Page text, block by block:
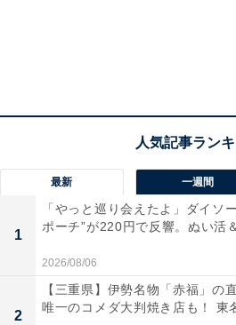
最新 一週間
1
「やっと巡り会えたよ」ダイソ
ポーチ”が220円で反響。ぬい活
2026/08/06
2
【三重県】伊勢名物「赤福」の
唯一のコメダ大判焼き店も！ 東